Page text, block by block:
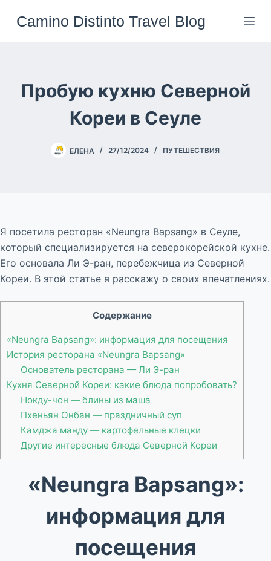
Camino Distinto Travel Blog
Пробую кухню Северной
Кореи в Сеуле
ЕЛЕНА 27/12/2024 ПУТЕШЕСТВИЯ
Я посетила ресторан «Neungra Bapsang» в Сеуле,
который специализируется на северокорейской кухне.
Его основала Ли Э-ран, перебежчица из Северной
Кореи. В этой статье я расскажу о своих впечатлениях.
Содержание
«Neungra Bapsang»: информация для посещения
История ресторана «Neungra Bapsang»
Основатель ресторана — Ли Э-ран
Кухня Северной Кореи: какие блюда попробовать?
Нокду-чон — блины из маша
Пхеньян Онбан — праздничный суп
Камджа манду — картофельные клецки
Другие интересные блюда Северной Кореи
«Neungra Bapsang»:
информация для
посещения